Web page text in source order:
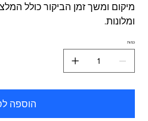
מיקום ומשך זמן הביקור כולל
ומלונות.
כמות
הוספה